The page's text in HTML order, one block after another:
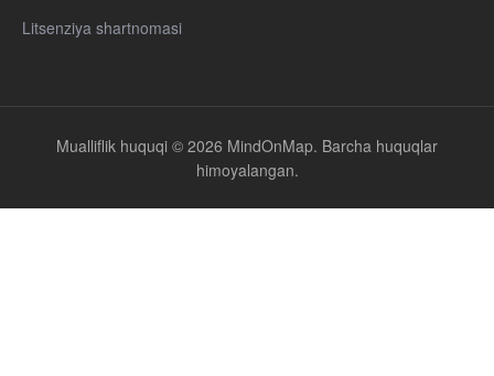
Litsenziya shartnomasi
Mualliflik huquqi © 2026 MindOnMap. Barcha huquqlar
himoyalangan.